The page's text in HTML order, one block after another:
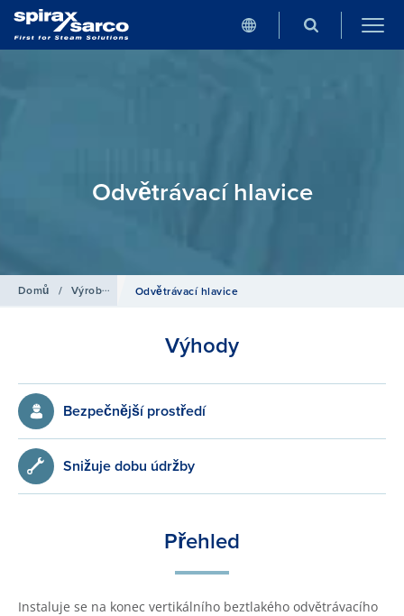
Odvětrávací hlavice
Domů / Výrobky Přístroje a armatury pro ostrojení kotlů
Odvětrávací hlavice
Výhody
Bezpečnější prostředí
Snižuje dobu údržby
Přehled
Instaluje se na konec vertikálního beztlakého odvětrávacího